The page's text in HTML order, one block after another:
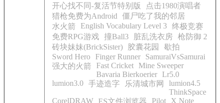
开心找不同-复活节特别版
点击1980演唱者
猎枪免费为Android
僵尸吃了我的邻居
水火箭
English Vocabulary Level 3 终极竞赛
免费RPG游戏
撞Ball3 脏乱洗衣房
枪防御 2
砖块妹妹(BrickSister)
胶囊花园
歇拍
Sword Hero
Finger Runner
SamuraiVsSamurai
强大的火箭
Fast Cricket
Mine Sweeper
Bavaria Bierkoerier
Lr5.0
lumion3.0 手迹造字 乐清城市网
lumion4.5
ThinkSpace
CorelDRAW
ES文件浏览器 Pilot
X Note